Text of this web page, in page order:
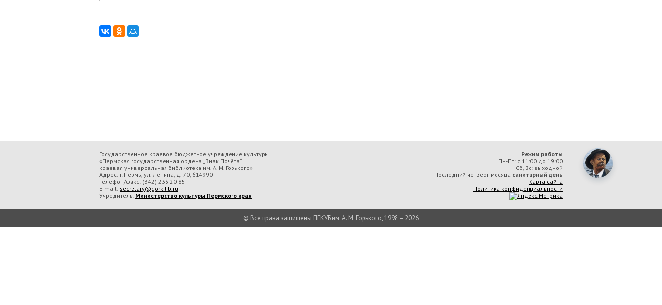
Государственное краевое бюджетное учреждение культуры
«Пермская государственная ордена „Знак Почёта“
краевая универсальная библиотека им. А. М. Горького»
Адрес: г.Пермь, ул. Ленина, д. 70, 614990
Телефон/факс: (342) 236 20 85
E-mail: secretary@gorkilib.ru
Учредитель: Министерство культуры Пермского края
Режим работы
Пн-Пт: с 11:00 до 19:00
Сб, Вс: выходной
Последний четверг месяца санитарный день
Карта сайта
Политика конфиденциальности
© Все права защищены ПГКУБ им. А. М. Горького, 1998 – 2026
Во время посещения сайта Государственное краевое бюджетное учреждение культуры «Пермская государственная ордена „Знак Почёта“ краевая универсальная библиотека им. А. М. Горького» вы соглашаетесь с тем, что мы
обрабатываем данные с использованием метрических программ.